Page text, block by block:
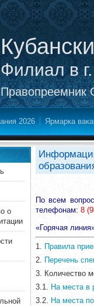
Филиал в
Правопреемник
2026 Ярмарка
о
По всем
телефонам: 8
«Горячая
1. Правила
2. Перечень
3. Количество
3.1. На места в
3.2. На места